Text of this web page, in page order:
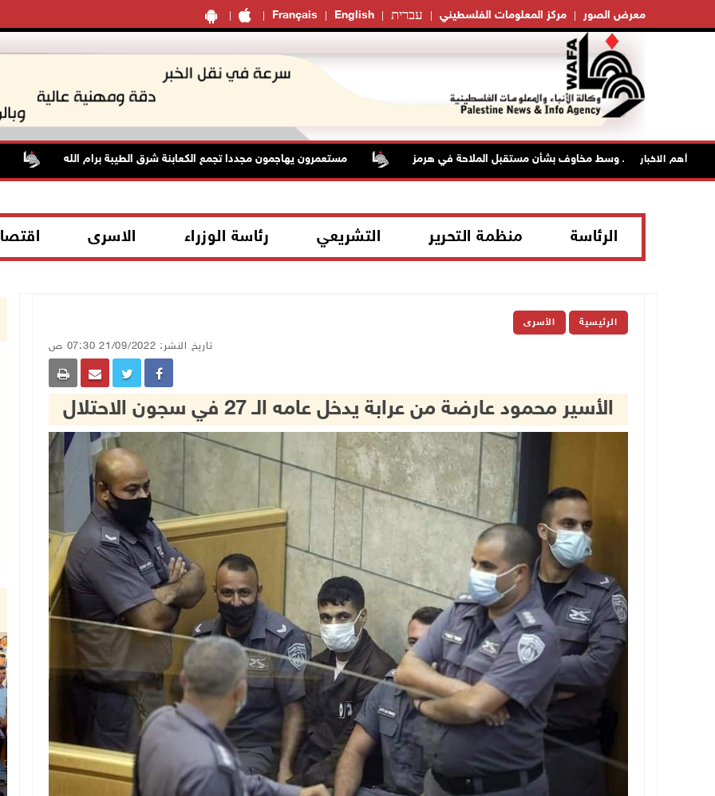
Français English עברית مركز المعلومات الفلسطيني معرض الصور
أهم الاخبار
تواصل الصعود وسط مخاوف بشأن مستقبل الملاحة في هرمز مستعمرون يهاجمون مجددا تجمع الكعابنة شرق الطيبة برام الله
الرئاسة منظمة التحرير التشريعي رئاسة الوزراء الاسرى
الرئيسية الأسرى
تاريخ النشر: 21/09/2022 07:30 ص
الأسير محمود عارضة من عرابة يدخل عامه الـ 27 في سجون الاحتلال